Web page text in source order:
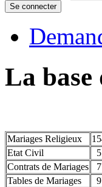
La base
Mariages Religieux
Etat Civil
Contrats de Mariages
Tables de Mariages